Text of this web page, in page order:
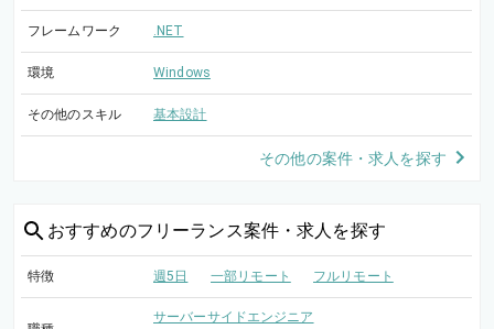
フレームワーク .NET
環境 Windows
その他のスキル 基本設計
その他の案件・求人を探す
おすすめのフリーランス案件・求人を探す
特徴 週5日 一部リモート フルリモート
サーバーサイドエンジニア